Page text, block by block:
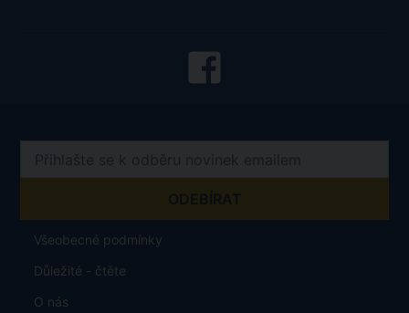
Všeobecné podmínky
Důležité - čtěte
O nás